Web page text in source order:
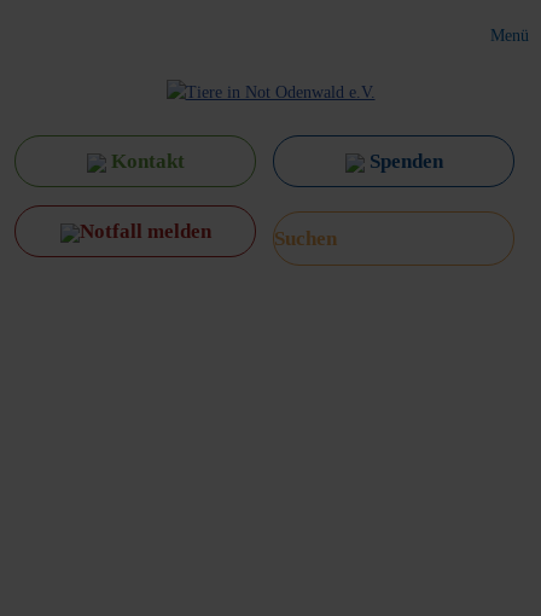
Menü
Kontakt Spenden
Notfall melden